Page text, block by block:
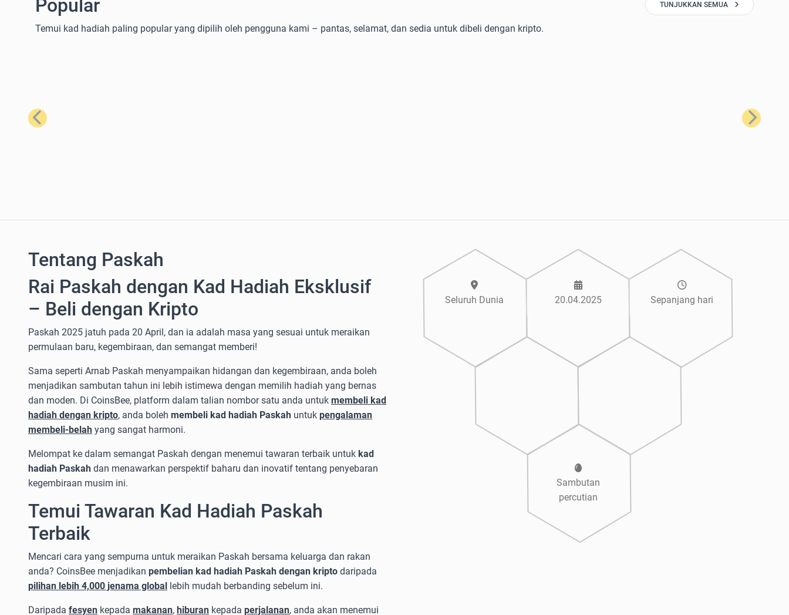
Popular
Temui kad hadiah paling popular yang dipilih oleh pengguna kami – pantas, selamat, dan sedia untuk dibeli dengan kripto.
TUNJUKKAN SEMUA
Sebelumnya Seterusnya
Tentang Paskah
Rai Paskah dengan Kad Hadiah Eksklusif
– Beli dengan Kripto
Paskah 2025 jatuh pada 20 April, dan ia adalah masa yang sesuai untuk meraikan
permulaan baru, kegembiraan, dan semangat memberi!
Sama seperti Arnab Paskah menyampaikan hidangan dan kegembiraan, anda boleh
menjadikan sambutan tahun ini lebih istimewa dengan memilih hadiah yang bernas
dan moden. Di CoinsBee, platform dalam talian nombor satu anda untuk membeli kad
hadiah dengan kripto, anda boleh membeli kad hadiah Paskah untuk pengalaman
membeli-belah yang sangat harmoni.
Melompat ke dalam semangat Paskah dengan menemui tawaran terbaik untuk kad
hadiah Paskah dan menawarkan perspektif baharu dan inovatif tentang penyebaran
kegembiraan musim ini.
Temui Tawaran Kad Hadiah Paskah
Terbaik
Mencari cara yang sempurna untuk meraikan Paskah bersama keluarga dan rakan
anda? CoinsBee menjadikan pembelian kad hadiah Paskah dengan kripto daripada
pilihan lebih 4,000 jenama global lebih mudah berbanding sebelum ini.
Daripada fesyen kepada makanan, hiburan kepada perjalanan, anda akan menemui
Seluruh Dunia 20.04.2025 Sepanjang hari
Sambutan
percutian